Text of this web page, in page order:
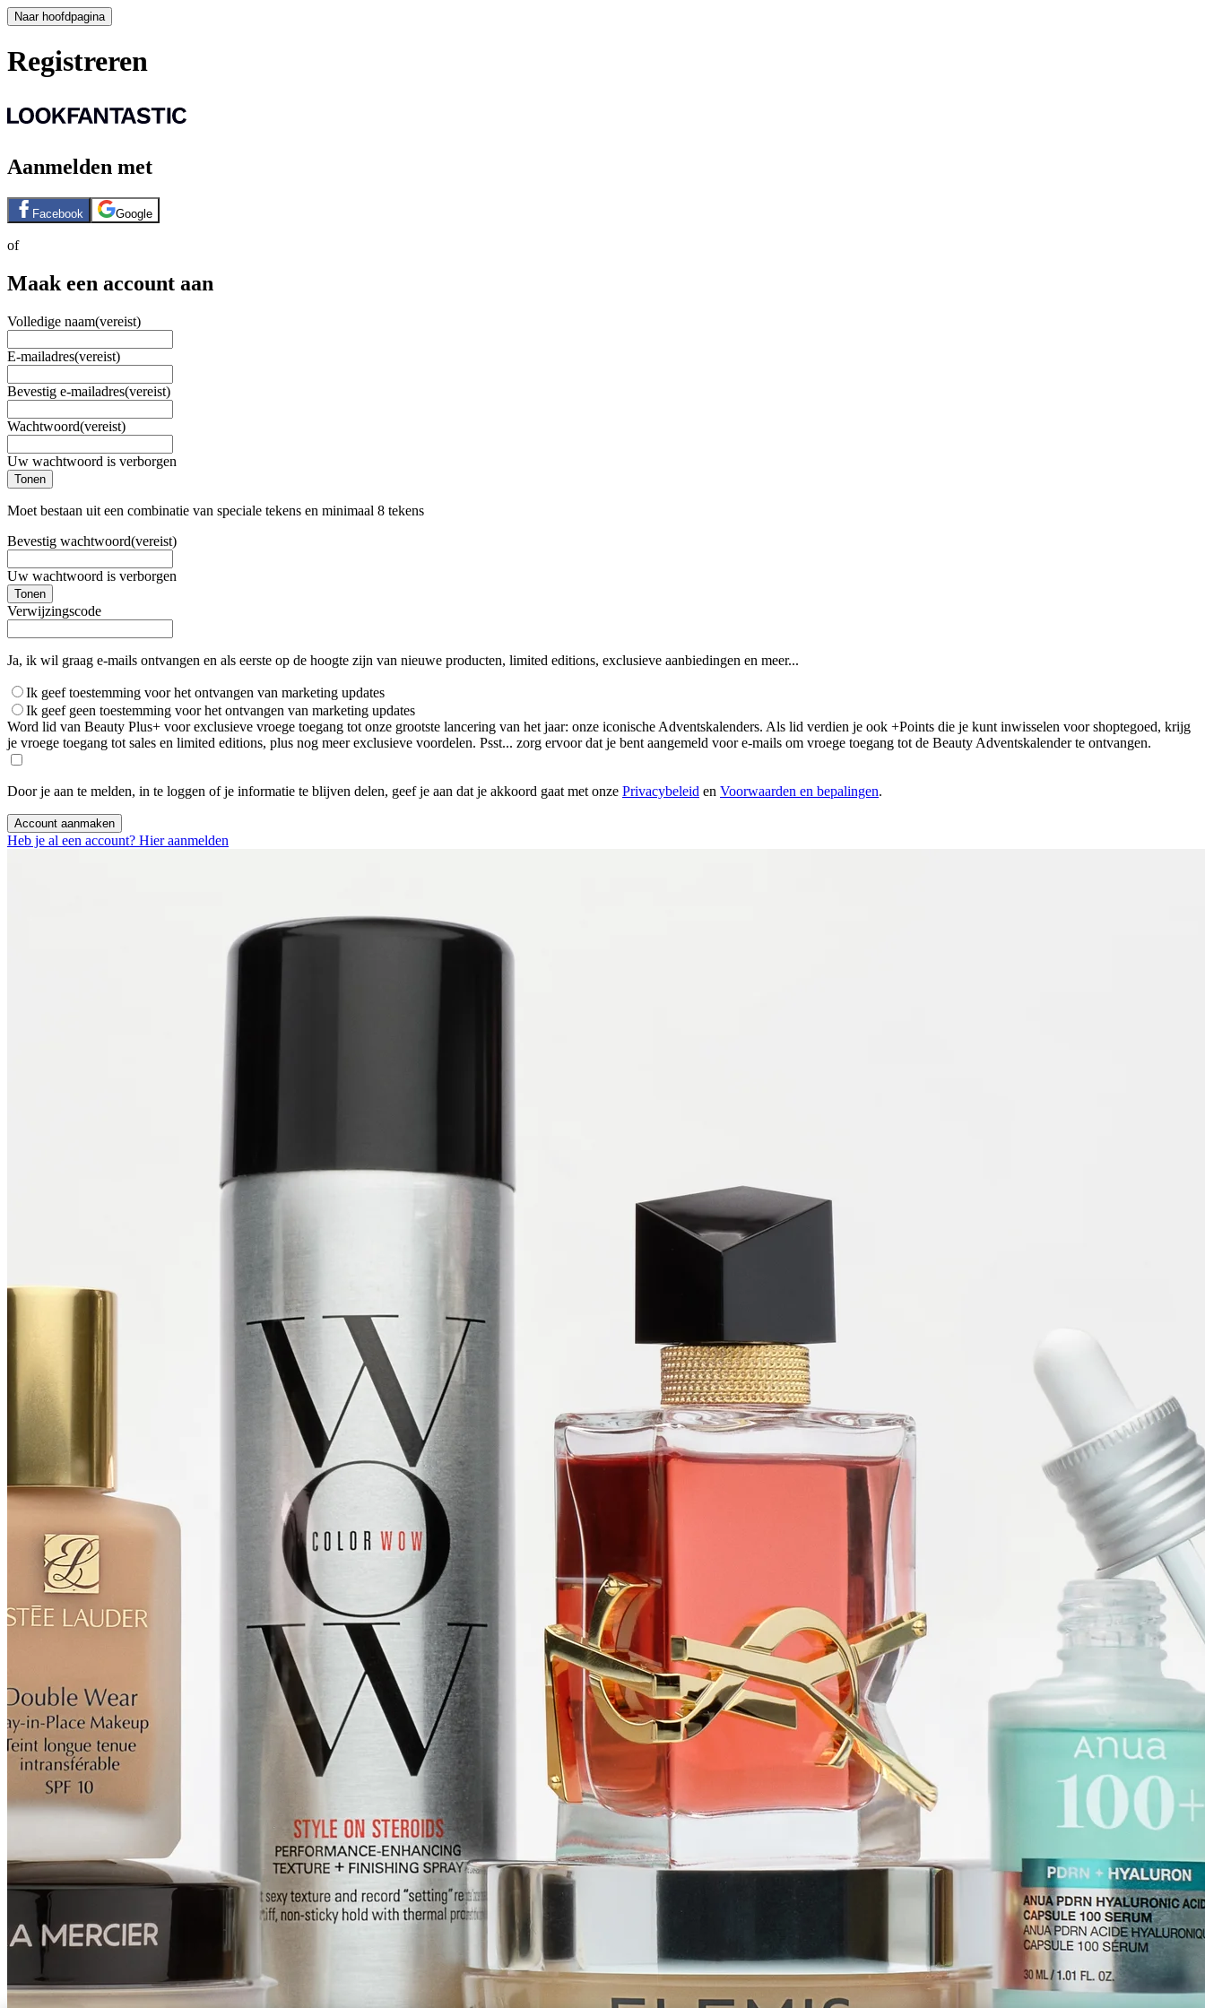
Naar hoofdpagina
Registreren
Aanmelden met
Facebook Google
of
Maak een account aan
Volledige naam(vereist)
E-mailadres(vereist)
Bevestig e-mailadres(vereist)
Wachtwoord(vereist)
Uw wachtwoord is verborgen
Tonen
Moet bestaan uit een combinatie van speciale tekens en minimaal 8 tekens
Bevestig wachtwoord(vereist)
Uw wachtwoord is verborgen
Tonen
Verwijzingscode
Ja, ik wil graag e-mails ontvangen en als eerste op de hoogte zijn van nieuwe producten, limited editions, exclusieve aanbiedingen en meer...
Ik geef toestemming voor het ontvangen van marketing updates
Ik geef geen toestemming voor het ontvangen van marketing updates
Word lid van Beauty Plus+ voor exclusieve vroege toegang tot onze grootste lancering van het jaar: onze iconische Adventskalenders. Als lid verdien je ook +Points die je kunt inwisselen voor shoptegoed, krijg
je vroege toegang tot sales en limited editions, plus nog meer exclusieve voordelen. Psst... zorg ervoor dat je bent aangemeld voor e-mails om vroege toegang tot de Beauty Adventskalender te ontvangen.
Door je aan te melden, in te loggen of je informatie te blijven delen, geef je aan dat je akkoord gaat met onze Privacybeleid en Voorwaarden en bepalingen.
Account aanmaken
Heb je al een account? Hier aanmelden